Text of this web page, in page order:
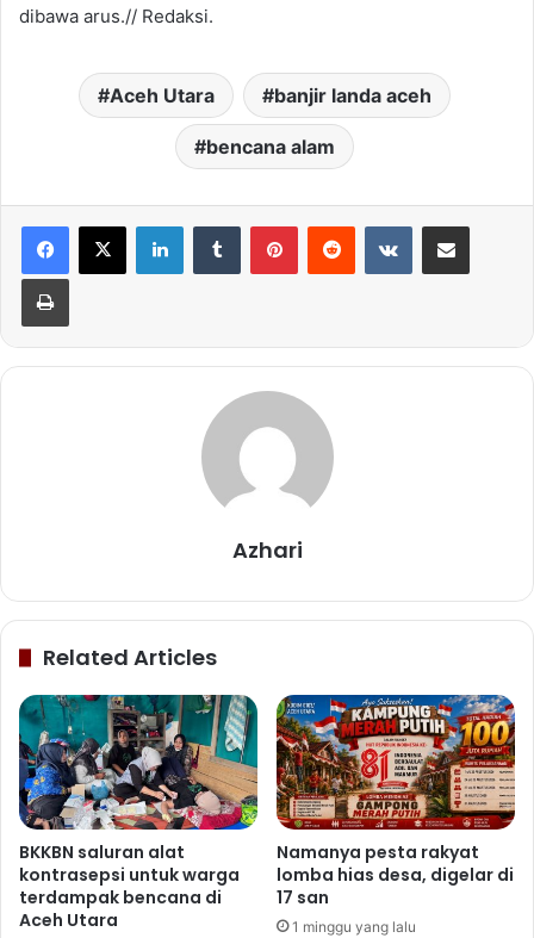
dibawa arus.// Redaksi.
Aceh Utara banjir landa aceh
bencana alam
LinkedInTumblr PinterestReddit VKontakteShare via Email
Print
Azhari
Related Articles
BKKBN saluran alat
kontrasepsi untuk warga
terdampak bencana di
Aceh Utara
Namanya pesta rakyat
lomba hias desa, digelar di
17 san
1 minggu yang lalu